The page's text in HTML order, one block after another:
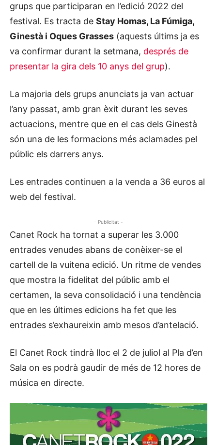
grups que participaran en l’edició 2022 del
festival. Es tracta de Stay Homas, La Fúmiga,
Ginestà i Oques Grasses (aquests últims ja es
va confirmar durant la setmana, després de
presentar la gira dels 10 anys del grup).
La majoria dels grups anunciats ja van actuar
l’any passat, amb gran èxit durant les seves
actuacions, mentre que en el cas dels Ginestà
són una de les formacions més aclamades pel
públic els darrers anys.
Les entrades continuen a la venda a 36 euros al
web del festival.
- Publicitat -
Canet Rock ha tornat a superar les 3.000
entrades venudes abans de conèixer-se el
cartell de la vuitena edició. Un ritme de vendes
que mostra la fidelitat del públic amb el
certamen, la seva consolidació i una tendència
que en les últimes edicions ha fet que les
entrades s’exhaureixin amb mesos d’antelació.
El Canet Rock tindrà lloc el 2 de juliol al Pla d’en
Sala on es podrà gaudir de més de 12 hores de
música en directe.